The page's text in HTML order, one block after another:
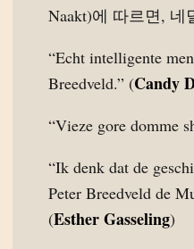
Naakt)에 따르면, 네
“Echt intelligente
Breedveld.” (Candy
“Vieze gore domme
“Ik denk dat de
Peter Breedveld de
(Esther Gasseling)